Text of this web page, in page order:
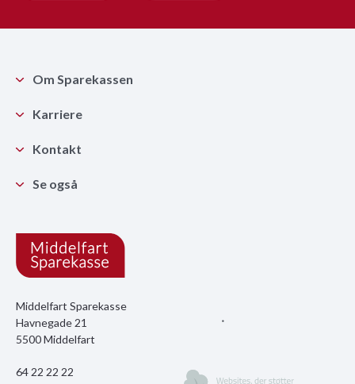
Middelfart Sparekasse
Havnegade 21
5500 Middelfart
64 22 22 22
Om Sparekassen
Karriere
Kontakt
Se også